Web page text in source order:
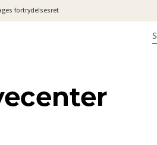
fortrydelsesret